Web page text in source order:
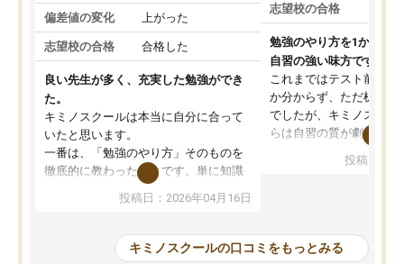
偏差値の変化 上がった
志望校の合格 合格した
良い先生が多く、充実した勉強ができ
た。
キミノスクールは本当に自分に合って
いたと思います。
一番は、「勉強のやり方」そのものを
徹底的に教わったことです。単に知識
を詰め込むのではなく、自学自習の習
慣が身につくよう並走してくれるの
はなくなりました。
投稿日：2026年04月16日
志望校の合格
勉強のやり方を1から教
自習の強い味方です。
これまではテスト前に何
か分からず、ただ机に座
でしたが、キミノスクー
らは自習の質が劇的に変
を明確にしてくれるの
の仕方をコーチングして
ルなので、家での学習習
投稿日：
キミノスクールの口コミをもっとみる